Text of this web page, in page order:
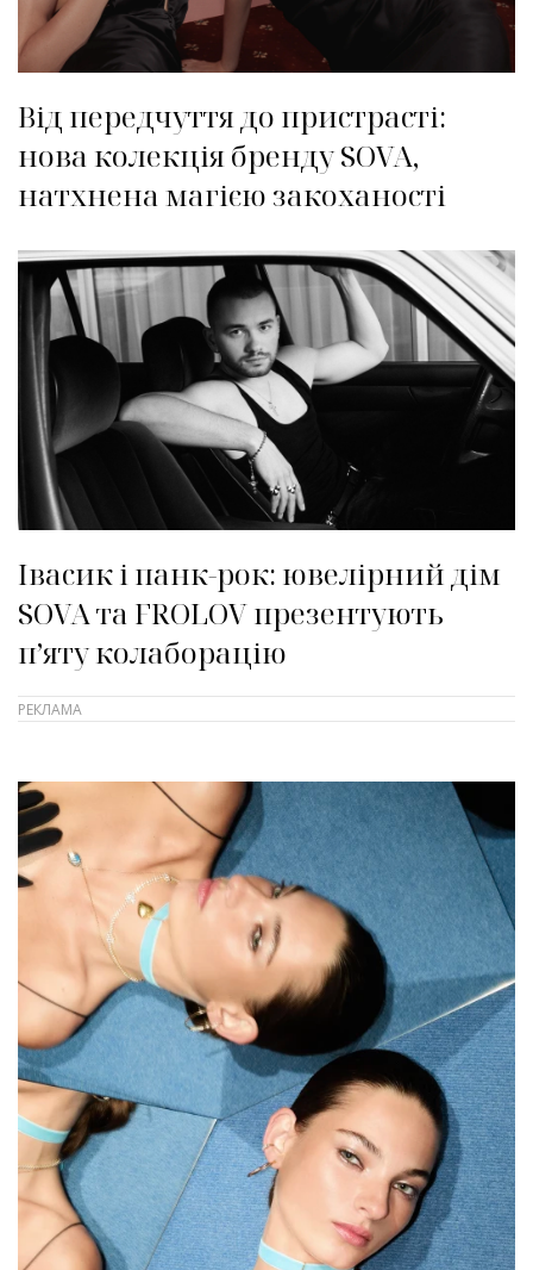
Від передчуття до пристрасті:
нова колекція бренду SOVA,
натхнена магією закоханості
Івасик і панк-рок: ювелірний дім
SOVA та FROLOV презентують
п’яту колаборацію